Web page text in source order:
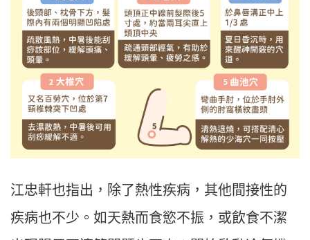
江忠軒也指出，除了熱性疾病，其他間接性的
疾病也不少。如天熱而食慾不振，或飲食不潔